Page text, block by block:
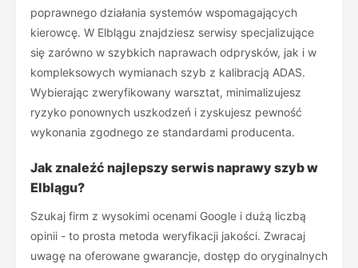
poprawnego działania systemów wspomagających
kierowcę. W Elblągu znajdziesz serwisy specjalizujące
się zarówno w szybkich naprawach odprysków, jak i w
kompleksowych wymianach szyb z kalibracją ADAS.
Wybierając zweryfikowany warsztat, minimalizujesz
ryzyko ponownych uszkodzeń i zyskujesz pewność
wykonania zgodnego ze standardami producenta.
Jak znaleźć najlepszy serwis naprawy szyb w
Elblągu?
Szukaj firm z wysokimi ocenami Google i dużą liczbą
opinii - to prosta metoda weryfikacji jakości. Zwracaj
uwagę na oferowane gwarancje, dostęp do oryginalnych